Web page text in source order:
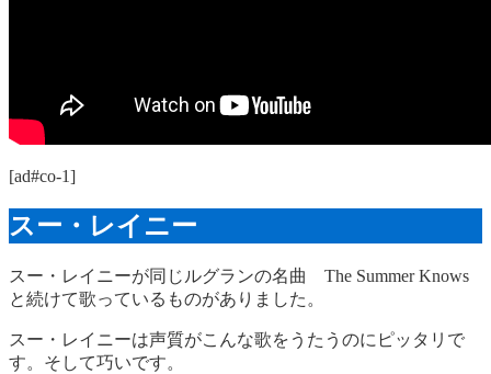
[ad#co-1]
スー・レイニー
スー・レイニーが同じルグランの名曲 The Summer Knows
と続けて歌っているものがありました。
スー・レイニーは声質がこんな歌をうたうのにピッタリで
す。そして巧いです。